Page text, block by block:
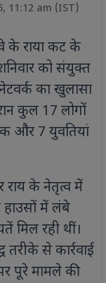
11:12 am (IST)
के राया कट के
को संयुक्त
का खुलासा
कुल 17 लोगों
और 7 युवतियां
राय के नेतृत्व में
में लंबे
मिल रही थीं।
से कार्रवाई
पूरे मामले की